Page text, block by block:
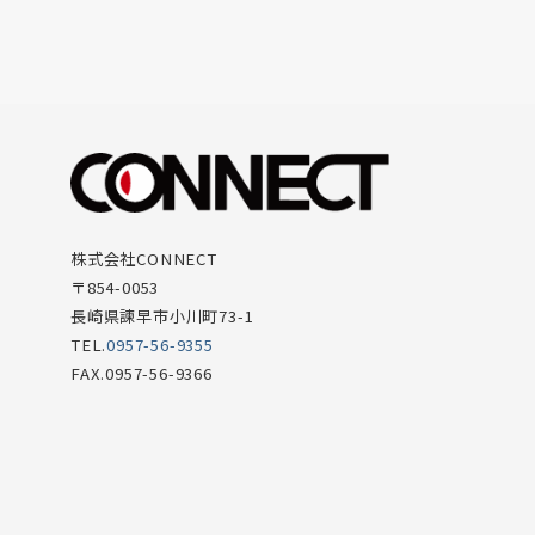
株式会社CONNECT
〒854-0053
長崎県諫早市小川町73-1
TEL.0957-56-9355
FAX.0957-56-9366